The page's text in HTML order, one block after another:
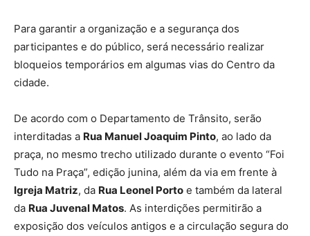
Para garantir a organização e a segurança dos
participantes e do público, será necessário realizar
bloqueios temporários em algumas vias do Centro da
cidade.
De acordo com o Departamento de Trânsito, serão
interditadas a Rua Manuel Joaquim Pinto, ao lado da
praça, no mesmo trecho utilizado durante o evento “Foi
Tudo na Praça”, edição junina, além da via em frente à
Igreja Matriz, da Rua Leonel Porto e também da lateral
da Rua Juvenal Matos. As interdições permitirão a
exposição dos veículos antigos e a circulação segura do